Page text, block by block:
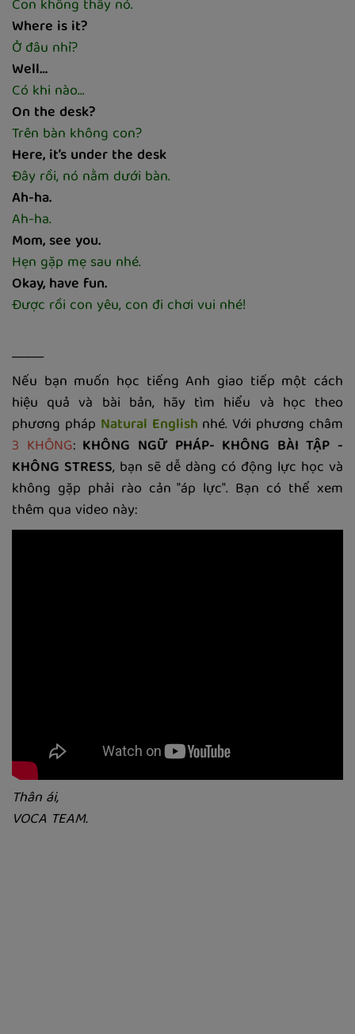
Con không thấy nó.
Where is it?
Ở đâu nhỉ?
Well…
Có khi nào…
On the desk?
Trên bàn không con?
Here, it’s under the desk
Đây rồi, nó nằm dưới bàn.
Ah-ha.
Ah-ha.
Mom, see you.
Hẹn gặp mẹ sau nhé.
Okay, have fun.
Được rồi con yêu, con đi chơi vui nhé!
_____
Nếu bạn muốn học tiếng Anh giao tiếp một cách
hiệu quả và bài bản, hãy tìm hiểu và học theo
phương pháp Natural English nhé. Với phương châm
3 KHÔNG: KHÔNG NGỮ PHÁP- KHÔNG BÀI TẬP -
KHÔNG STRESS, bạn sẽ dễ dàng có động lực học và
không gặp phải rào cản "áp lực". Bạn có thể xem
thêm qua video này:
Thân ái,
VOCA TEAM.